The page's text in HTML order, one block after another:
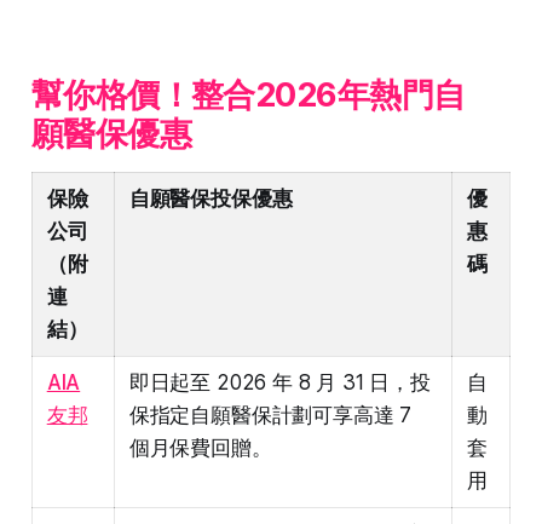
幫你格價！整合2026年熱門自
願醫保優惠
保險
公司
（附
連
結）
自願醫保投保優惠
優
惠
碼
AIA
友邦
即日起至 2026 年 8 月 31 日，投
保指定自願醫保計劃可享高達 7
個月保費回贈。
自
動
套
用